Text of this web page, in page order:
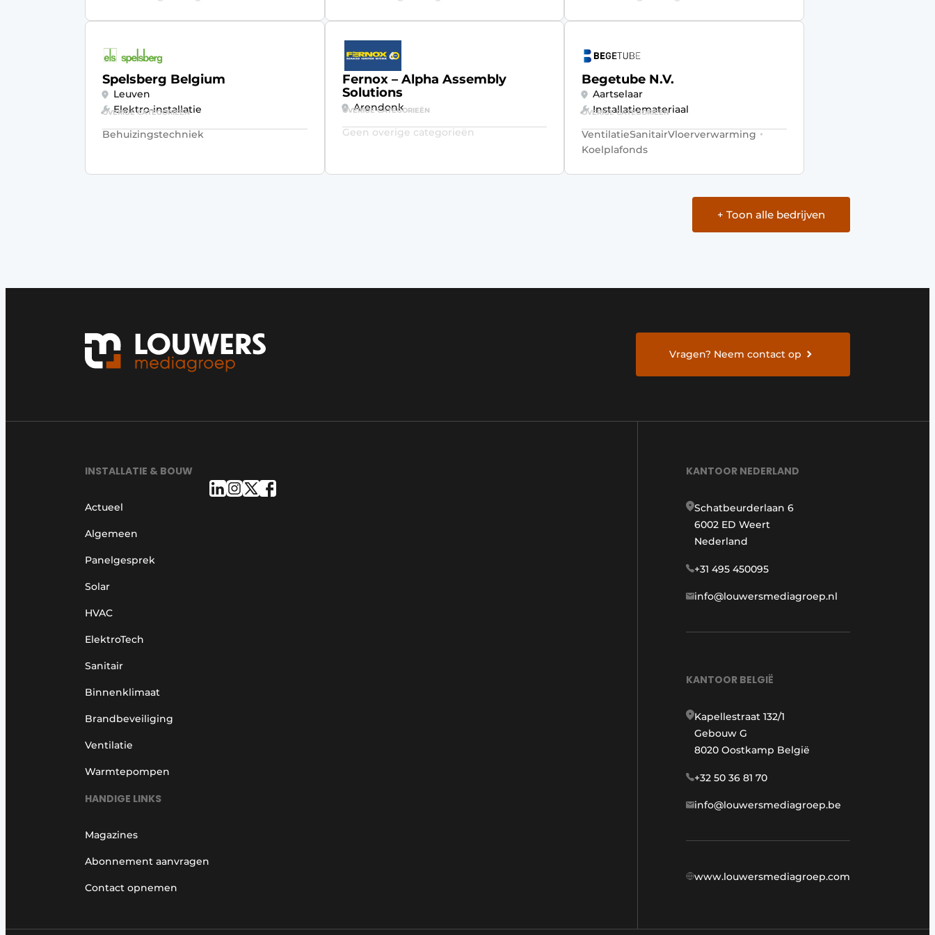
Spelsberg Belgium
Leuven
Elektro-installatie
OVERIGE CATEGORIEËN
Behuizingstechniek
Fernox – Alpha Assembly
Solutions
Arendonk
OVERIGE CATEGORIEËN
Geen overige categorieën
Begetube N.V.
Aartselaar
Installatiemateriaal
OVERIGE CATEGORIEËN
VentilatieSanitairVloerverwarming
Koelplafonds
+ Toon alle bedrijven
Vragen? Neem contact op
INSTALLATIE & BOUW
Actueel
Algemeen
Panelgesprek
Solar
HVAC
ElektroTech
Sanitair
Binnenklimaat
Brandbeveiliging
Ventilatie
Warmtepompen
HANDIGE LINKS
Magazines
Abonnement aanvragen
Contact opnemen
KANTOOR NEDERLAND
Schatbeurderlaan 6
6002 ED Weert
Nederland
+31 495 450095
info@louwersmediagroep.nl
KANTOOR BELGIË
Kapellestraat 132/1
Gebouw G
8020 Oostkamp België
+32 50 36 81 70
info@louwersmediagroep.be
www.louwersmediagroep.com